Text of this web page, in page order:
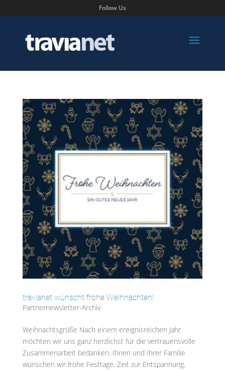
Follow Us
travianet wünscht frohe Weihnachten!
Partnernewsletter-Archiv
Weihnachtsgrüße Nach einem ereignisreichen Jahr
möchten wir uns ganz herzlichst für die vertrauensvolle
Zusammenarbeit bedanken. Ihnen und Ihrer Familie
wünschen wir frohe Festtage, Zeit zur Entspannung,